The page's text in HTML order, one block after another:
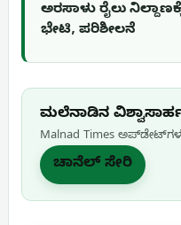
ಅರಸಾಳು ರೈಲು
ಭೇಟಿ, ಪರಿಶೀಲನೆ
ಮಲೆನಾಡಿನ ವಿಶ್ವಾಸಾರ್ಹ
Malnad Times
ಚಾನೆಲ್ ಸೇರಿ